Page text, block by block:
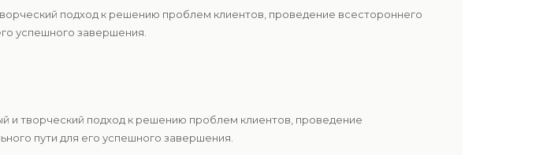
подход к решению проблем клиентов, проведение всестороннего
успешного завершения.
творческий подход к решению проблем клиентов, проведение
пути для его успешного завершения.